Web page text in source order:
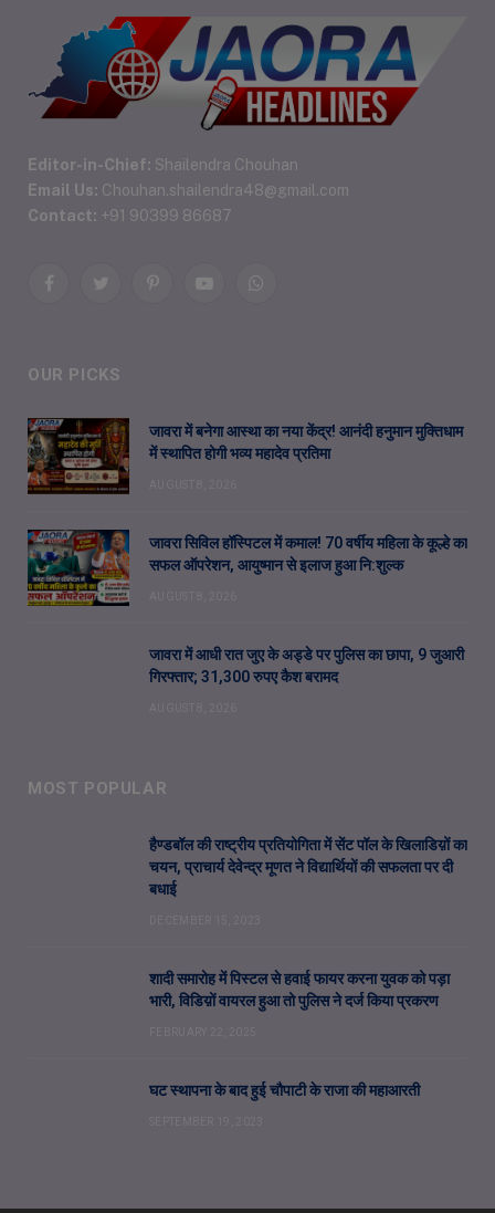
Editor-in-Chief: Shailendra Chouhan
Email Us: Chouhan.shailendra48@gmail.com
Contact: +91 90399 86687
FacebookTwitterPinterestYouTubeWhatsApp
OUR PICKS
जावरा में बनेगा आस्था का नया केंद्र! आनंदी हनुमान मुक्तिधाम
में स्थापित होगी भव्य महादेव प्रतिमा
जावरा सिविल हॉस्पिटल में कमाल! 70 वर्षीय महिला के कूल्हे का
सफल ऑपरेशन, आयुष्मान से इलाज हुआ नि:शुल्क
जावरा में आधी रात जुए के अड्डे पर पुलिस का छापा, 9 जुआरी
गिरफ्तार; 31,300 रुपए कैश बरामद
MOST POPULAR
हैण्डबॉल की राष्ट्रीय प्रतियोगिता में सेंट पॉल के खिलाडिय़ों का
चयन, प्राचार्य देवेन्द्र मूणत ने विद्यार्थियों की सफलता पर दी
बधाई
शादी समारोह में पिस्टल से हवाई फायर करना युवक को पड़ा
भारी, विडिय़ों वायरल हुआ तो पुलिस ने दर्ज किया प्रकरण
घट स्थापना के बाद हुई चौपाटी के राजा की महाआरती